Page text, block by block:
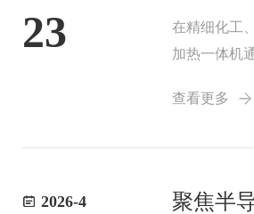
23
在精细化工
加热一体机
绕“热管理”构
查看更多
2026-4 聚焦半